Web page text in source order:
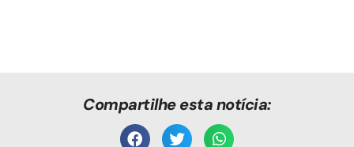
Compartilhe esta notícia: